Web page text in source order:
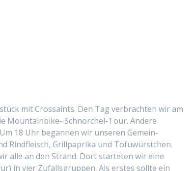
mit Cros­saints. Den Tag ver­bracht­en wir am
Moun­tain­bike- Schnorchel-Tour. Andere
18 Uhr began­nen wir unseren Gemein­
Rind­fleisch, Grill­pa­pri­ka und Tofuwürstchen.
alle an den Strand. Dort starteten wir eine
in vier Zufalls­grup­pen. Als erstes sollte ein